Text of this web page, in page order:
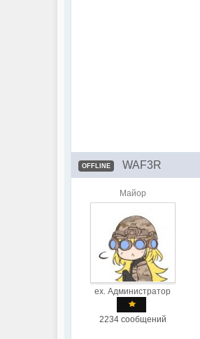
OFFLINE WAF3R
Майор
ex. Администратор
2234 сообщений